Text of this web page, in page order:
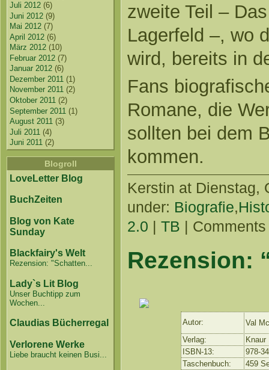
Juli 2012 (6)
Juni 2012 (9)
Mai 2012 (7)
April 2012 (6)
März 2012 (10)
Februar 2012 (7)
Januar 2012 (6)
Dezember 2011 (1)
November 2011 (2)
Oktober 2011 (2)
September 2011 (1)
August 2011 (3)
Juli 2011 (4)
Juni 2011 (2)
Blogroll
LoveLetter Blog
BuchZeiten
Blog von Kate
Sunday
Blackfairy's Welt
Rezension: "Schatten...
Lady`s Lit Blog
Unser Buchtipp zum
Wochen...
Claudias Bücherregal
Verlorene Werke
Liebe braucht keinen Busi...
zweite Teil –
Lagerfeld –, wo
wird, bereits in
Fans
Romane, die
sollten bei dem
kommen.
Kerstin at Dienstag,
under: Biografie,
2.0 | TB |
Rezension:
Autor:
Val
Verlag:
Knaur
ISBN-13:
978-
Taschenbuch:
459